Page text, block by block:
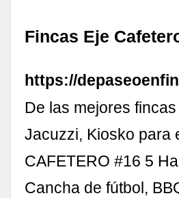
Fincas Eje
https://
De las mejores
Jacuzzi, Kiosko para
CAFETERO #16 5
Cancha de fútbol,